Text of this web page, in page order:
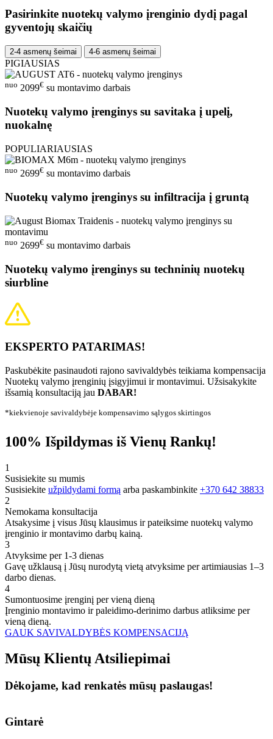
Pasirinkite nuotekų valymo įrenginio dydį pagal
gyventojų skaičių
2-4 asmenų šeimai 4-6 asmenų šeimai
PIGIAUSIAS
nuo 2099€ su montavimo darbais
Nuotekų valymo įrenginys su savitaka į upelį,
nuokalnę
POPULIARIAUSIAS
nuo 2699€ su montavimo darbais
Nuotekų valymo įrenginys su infiltracija į gruntą
nuo 2699€ su montavimo darbais
Nuotekų valymo įrenginys su techninių nuotekų
siurbline
EKSPERTO PATARIMAS!
Paskubėkite pasinaudoti rajono savivaldybės teikiama kompensacija
Nuotekų valymo įrenginių įsigyjimui ir montavimui. Užsisakykite
išsamią konsultaciją jau DABAR!
*kiekvienoje savivaldybėje kompensavimo sąlygos skirtingos
100% Išpildymas iš Vienų Rankų!
1
Susisiekite su mumis
Susisiekite užpildydami formą arba paskambinkite +370 642 38833
2
Nemokama konsultacija
Atsakysime į visus Jūsų klausimus ir pateiksime nuotekų valymo
įrenginio ir montavimo darbų kainą.
3
Atvyksime per 1-3 dienas
Gavę užklausą į Jūsų nurodytą vietą atvyksime per artimiausias 1–3
darbo dienas.
4
Sumontuosime įrenginį per vieną dieną
Įrenginio montavimo ir paleidimo-derinimo darbus atliksime per
vieną dieną.
GAUK SAVIVALDYBĖS KOMPENSACIJĄ
Mūsų Klientų Atsiliepimai
Dėkojame, kad renkatės mūsų paslaugas!
Gintarė